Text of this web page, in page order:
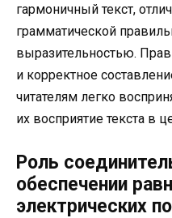
гармоничный текст,
грамматической
выразительностью.
и корректное
читателям легко
их восприятие текста в
Роль
обеспечении
электрических